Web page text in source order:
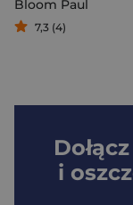
Bloom Paul
7,3 (4)
i